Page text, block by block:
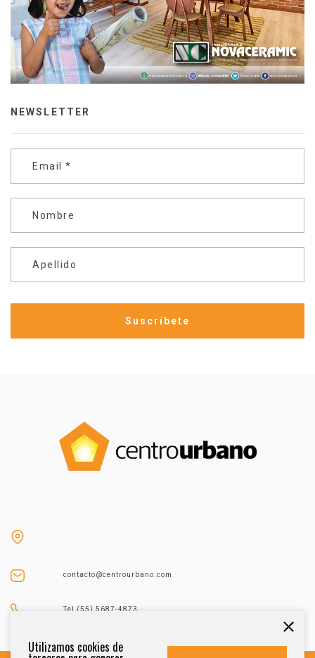
NEWSLETTER
Email *
Nombre
Apellido
contacto@centrourbano.com
Tel (55) 5687-4873
Utilizamos cookies de